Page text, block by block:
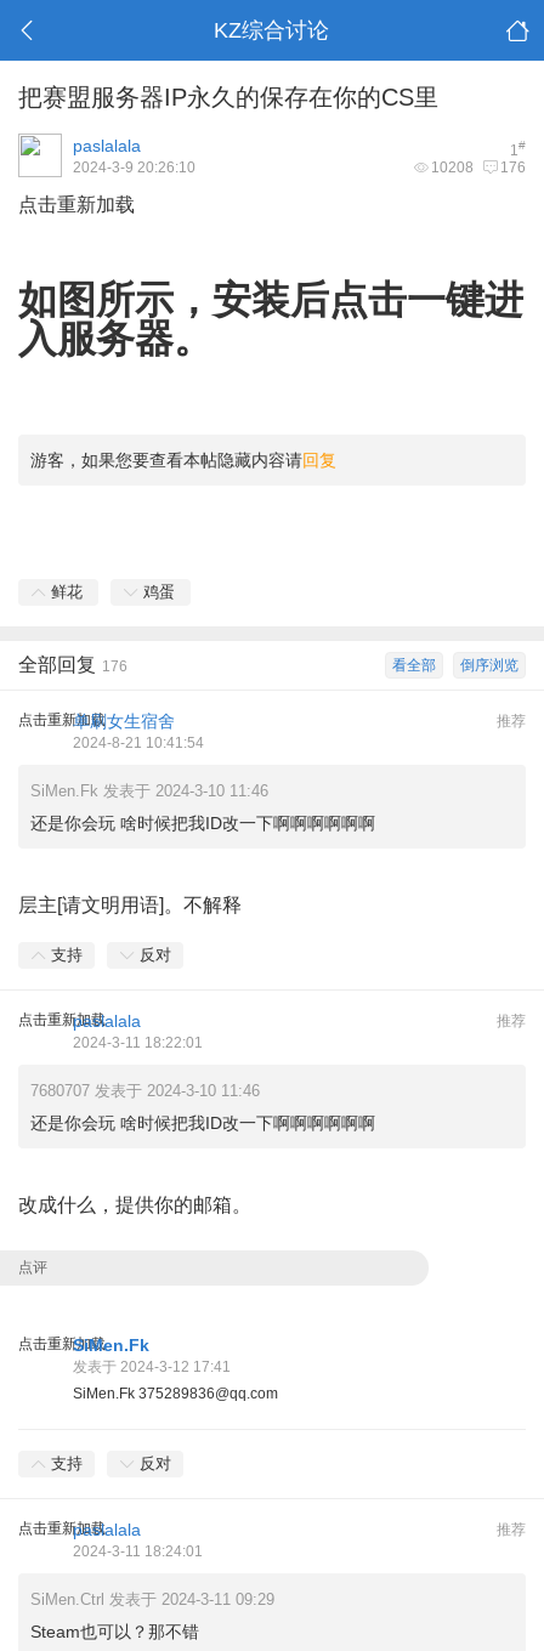
KZ综合讨论
把赛盟服务器IP永久的保存在你的CS里
1#
paslalala
10208 176
2024-3-9 20:26:10
点击重新加载
如图所示，安装后点击一键进
入服务器。
游客，如果您要查看本帖隐藏内容请回复
鲜花 鸡蛋
倒序浏览
看全部
全部回复 176
点击重新加载 推荐
单刷女生宿舍
2024-8-21 10:41:54
SiMen.Fk 发表于 2024-3-10 11:46
还是你会玩 啥时候把我ID改一下啊啊啊啊啊啊
层主[请文明用语]。不解释
支持 反对
点击重新加载 推荐
paslalala
2024-3-11 18:22:01
7680707 发表于 2024-3-10 11:46
还是你会玩 啥时候把我ID改一下啊啊啊啊啊啊
改成什么，提供你的邮箱。
点评
点击重新加载SiMen.Fk
发表于 2024-3-12 17:41
SiMen.Fk 375289836@qq.com
支持 反对
点击重新加载 推荐
paslalala
2024-3-11 18:24:01
SiMen.Ctrl 发表于 2024-3-11 09:29
Steam也可以？那不错